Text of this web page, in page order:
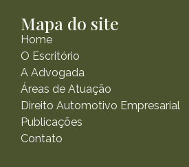
Mapa do site
Home
O Escritório
A Advogada
Áreas de Atuação
Direito Automotivo Empresarial
Publicações
Contato